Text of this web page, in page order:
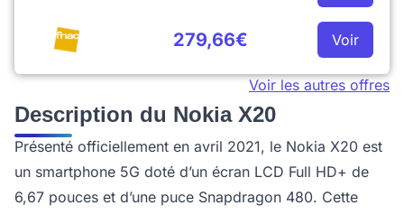
279,66€ Voir
Voir les autres offres
Description du Nokia X20
Présenté officiellement en avril 2021, le Nokia X20 est
un smartphone 5G doté d’un écran LCD Full HD+ de
6,67 pouces et d’une puce Snapdragon 480. Cette